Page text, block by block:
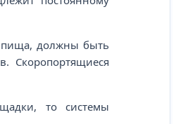
пища, должны быть
Скоропортящиеся
то системы